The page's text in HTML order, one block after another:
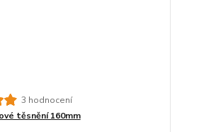
3 hodnocení
těsnění 160mm